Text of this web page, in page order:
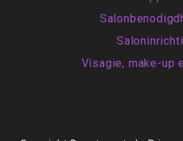
Visagie, make-up